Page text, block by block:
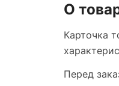
О
Карточка
Перед